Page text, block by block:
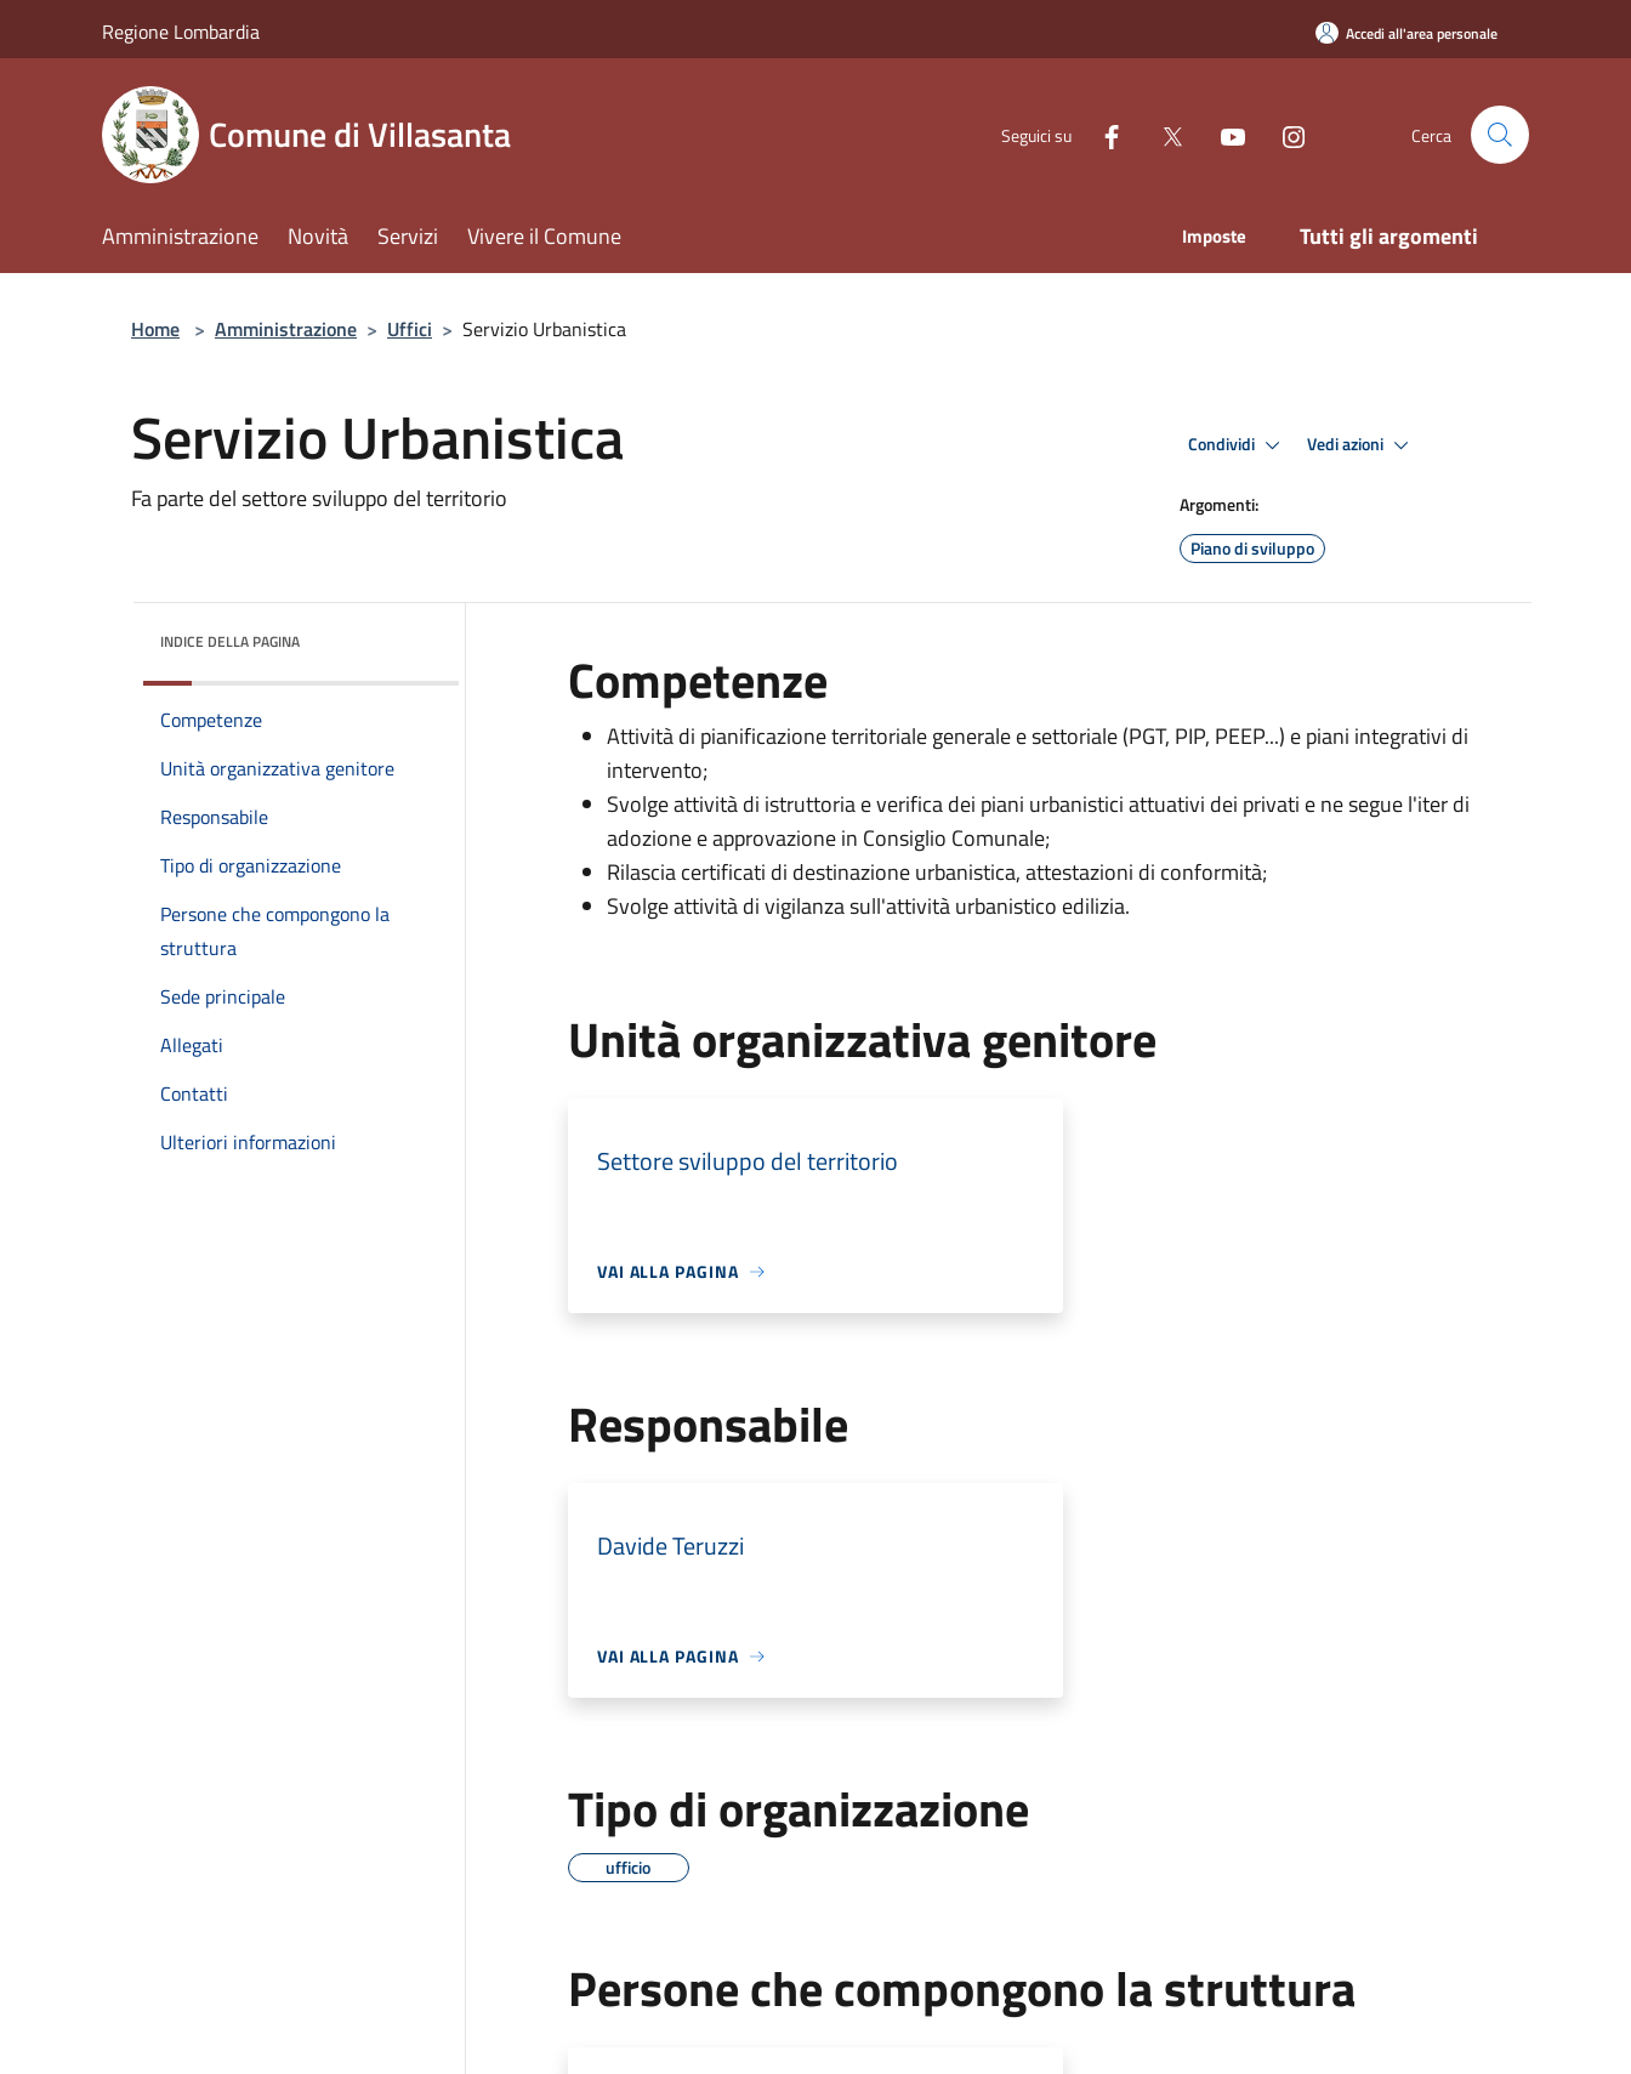
Regione Lombardia Accedi all'area personale
Comune di Villasanta Seguici su Cerca
Amministrazione Novità Servizi Vivere il Comune Imposte Tutti gli argomenti
Home > Amministrazione > Uffici > Servizio Urbanistica
Servizio Urbanistica
Fa parte del settore sviluppo del territorio
Condividi Vedi azioni
Argomenti:
Piano di sviluppo
INDICE DELLA PAGINA
Competenze
Unità organizzativa genitore
Responsabile
Tipo di organizzazione
Persone che compongono la
struttura
Sede principale
Allegati
Contatti
Ulteriori informazioni
Competenze
Attività di pianificazione territoriale generale e settoriale (PGT, PIP, PEEP...) e piani integrativi di
intervento;
Svolge attività di istruttoria e verifica dei piani urbanistici attuativi dei privati e ne segue l'iter di
adozione e approvazione in Consiglio Comunale;
Rilascia certificati di destinazione urbanistica, attestazioni di conformità;
Svolge attività di vigilanza sull'attività urbanistico edilizia.
Unità organizzativa genitore
Settore sviluppo del territorio
VAI ALLA PAGINA
Responsabile
Davide Teruzzi
VAI ALLA PAGINA
Tipo di organizzazione
ufficio
Persone che compongono la struttura